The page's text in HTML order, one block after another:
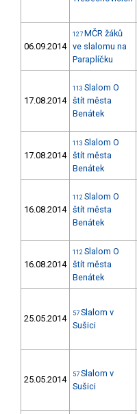
06.09.2014
127 MČR žáků
ve slalomu na
Paraplíčku
17.08.2014
113 Slalom O
štít města
Benátek
17.08.2014
113 Slalom O
štít města
Benátek
16.08.2014
112 Slalom O
štít města
Benátek
16.08.2014
112 Slalom O
štít města
Benátek
25.05.2014 57 Slalom v
Sušici
25.05.2014 57 Slalom v
Sušici